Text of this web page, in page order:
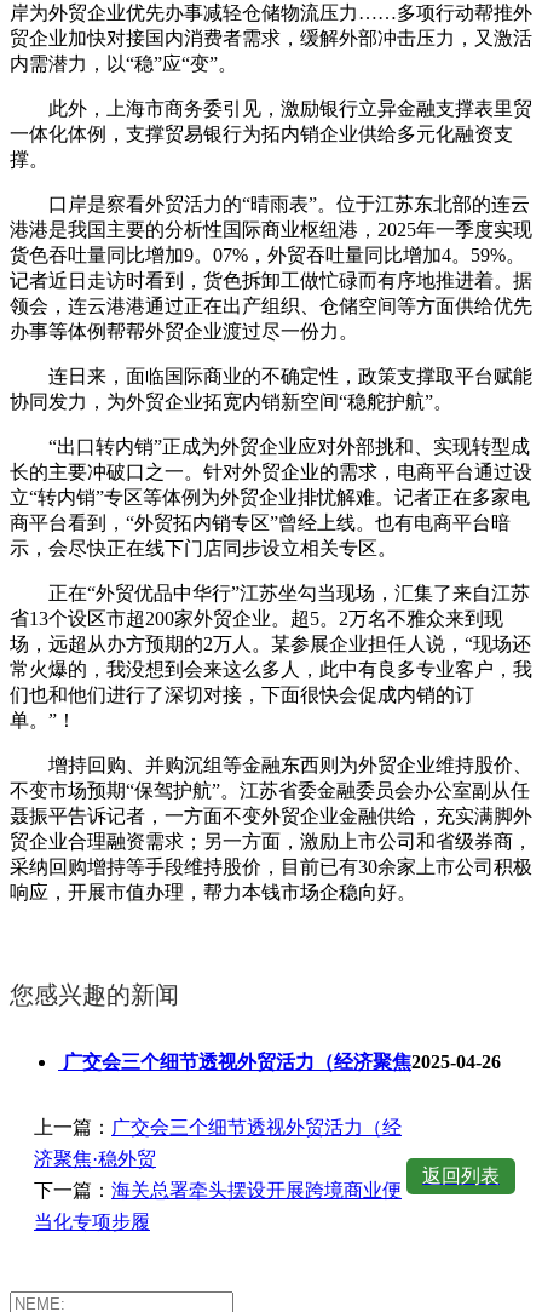
岸为外贸企业优先办事减轻仓储物流压力……多项行动帮推外
贸企业加快对接国内消费者需求，缓解外部冲击压力，又激活
内需潜力，以“稳”应“变”。
此外，上海市商务委引见，激励银行立异金融支撑表里贸
一体化体例，支撑贸易银行为拓内销企业供给多元化融资支
撑。
口岸是察看外贸活力的“晴雨表”。位于江苏东北部的连云
港港是我国主要的分析性国际商业枢纽港，2025年一季度实现
货色吞吐量同比增加9。07%，外贸吞吐量同比增加4。59%。
记者近日走访时看到，货色拆卸工做忙碌而有序地推进着。据
领会，连云港港通过正在出产组织、仓储空间等方面供给优先
办事等体例帮帮外贸企业渡过尽一份力。
连日来，面临国际商业的不确定性，政策支撑取平台赋能
协同发力，为外贸企业拓宽内销新空间“稳舵护航”。
“出口转内销”正成为外贸企业应对外部挑和、实现转型成
长的主要冲破口之一。针对外贸企业的需求，电商平台通过设
立“转内销”专区等体例为外贸企业排忧解难。记者正在多家电
商平台看到，“外贸拓内销专区”曾经上线。也有电商平台暗
示，会尽快正在线下门店同步设立相关专区。
正在“外贸优品中华行”江苏坐勾当现场，汇集了来自江苏
省13个设区市超200家外贸企业。超5。2万名不雅众来到现
场，远超从办方预期的2万人。某参展企业担任人说，“现场还
常火爆的，我没想到会来这么多人，此中有良多专业客户，我
们也和他们进行了深切对接，下面很快会促成内销的订
单。”！
增持回购、并购沉组等金融东西则为外贸企业维持股价、
不变市场预期“保驾护航”。江苏省委金融委员会办公室副从任
聂振平告诉记者，一方面不变外贸企业金融供给，充实满脚外
贸企业合理融资需求；另一方面，激励上市公司和省级券商，
采纳回购增持等手段维持股价，目前已有30余家上市公司积极
响应，开展市值办理，帮力本钱市场企稳向好。
您感兴趣的新闻
广交会三个细节透视外贸活力（经济聚焦2025-04-26
上一篇： 广交会三个细节透视外贸活力（经
济聚焦·稳外贸
下一篇： 海关总署牵头摆设开展跨境商业便
当化专项步履
返回列表